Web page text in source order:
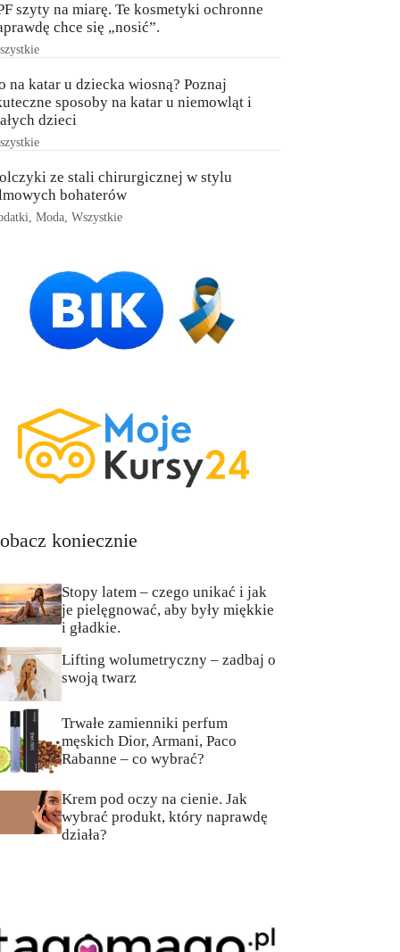
szyty na miarę. Te kosmetyki ochronne
chce się „nosić”.
na katar u dziecka wiosną? Poznaj
sposoby na katar u niemowląt i
dzieci
ze stali chirurgicznej w stylu
bohaterów
,Moda,Wszystkie
koniecznie
Stopy latem – czego unikać i jak
je pielęgnować, aby były miękkie
i gładkie.
Lifting wolumetryczny – zadbaj o
swoją twarz
Trwałe zamienniki perfum
męskich Dior, Armani, Paco
Rabanne – co wybrać?
Krem pod oczy na cienie. Jak
wybrać produkt, który naprawdę
działa?